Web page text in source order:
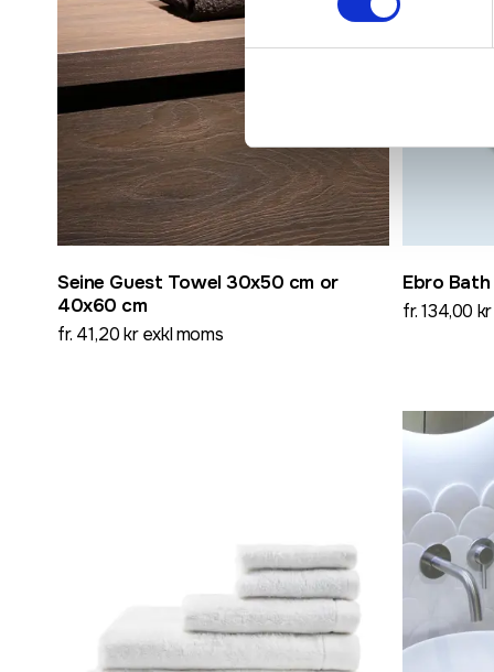
Seine Guest Towel 30x50 cm or
40x60 cm
fr. 41,20 kr exkl moms
Ebro
fr. 134,00